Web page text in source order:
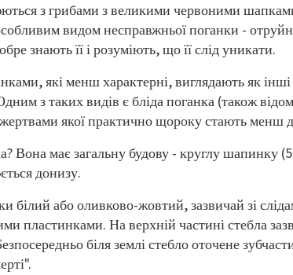
з грибами з великими червоними
видом несправжньої поганки -
знають її і розуміють, що її слід уникати.
які менш характерні, виглядають як інші
з таких видів є бліда поганка (також
якої практично щороку стають менш
Вона має загальну будову - круглу шапинку
донизу.
білий або оливково-жовтий, зазвичай зі
пластинками. На верхній частині стебла
біля землі стебло оточене